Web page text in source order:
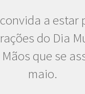
a estar
do Dia
que se
maio.